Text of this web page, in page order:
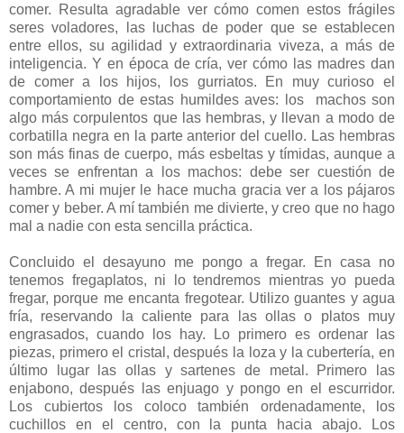
comer. Resulta agradable ver cómo comen estos frágiles
seres voladores, las luchas de poder que se establecen
entre ellos, su agilidad y extraordinaria viveza, a más de
inteligencia. Y en época de cría, ver cómo las madres dan
de comer a los hijos, los gurriatos. En muy curioso el
comportamiento de estas humildes aves: los machos son
algo más corpulentos que las hembras, y llevan a modo de
corbatilla negra en la parte anterior del cuello. Las hembras
son más finas de cuerpo, más esbeltas y tímidas, aunque a
veces se enfrentan a los machos: debe ser cuestión de
hambre. A mi mujer le hace mucha gracia ver a los pájaros
comer y beber. A mí también me divierte, y creo que no hago
mal a nadie con esta sencilla práctica.
Concluido el desayuno me pongo a fregar. En casa no
tenemos fregaplatos, ni lo tendremos mientras yo pueda
fregar, porque me encanta fregotear. Utilizo guantes y agua
fría, reservando la caliente para las ollas o platos muy
engrasados, cuando los hay. Lo primero es ordenar las
piezas, primero el cristal, después la loza y la cubertería, en
último lugar las ollas y sartenes de metal. Primero las
enjabono, después las enjuago y pongo en el escurridor.
Los cubiertos los coloco también ordenadamente, los
cuchillos en el centro, con la punta hacia abajo. Los